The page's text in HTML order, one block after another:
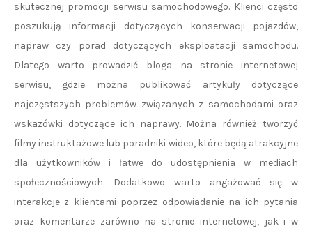
skutecznej promocji serwisu samochodowego. Klienci często
poszukują informacji dotyczących konserwacji pojazdów,
napraw czy porad dotyczących eksploatacji samochodu.
Dlatego warto prowadzić bloga na stronie internetowej
serwisu, gdzie można publikować artykuły dotyczące
najczęstszych problemów związanych z samochodami oraz
wskazówki dotyczące ich naprawy. Można również tworzyć
filmy instruktażowe lub poradniki wideo, które będą atrakcyjne
dla użytkowników i łatwe do udostępnienia w mediach
społecznościowych. Dodatkowo warto angażować się w
interakcje z klientami poprzez odpowiadanie na ich pytania
oraz komentarze zarówno na stronie internetowej, jak i w